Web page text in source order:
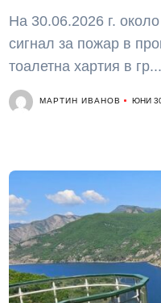
На 30.06.2026 г.
сигнал за пожар в
тоалетна хартия в
МАРТИН ИВАНОВ ЮНИ